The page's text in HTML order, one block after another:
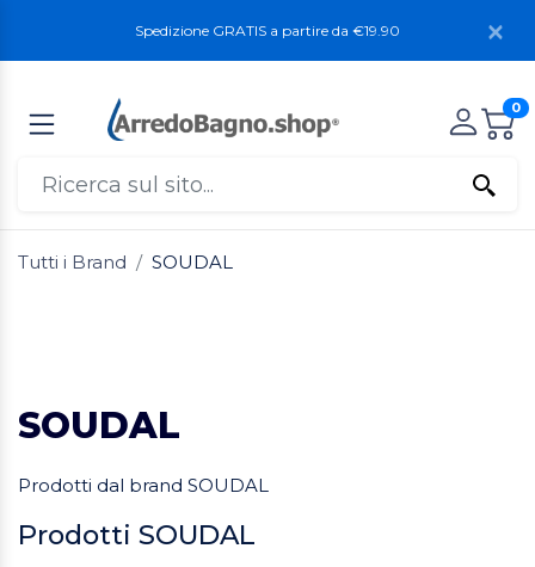
Spedizione GRATIS a partire da €19.90
0
Tutti i Brand SOUDAL
SOUDAL
Prodotti dal brand SOUDAL
Prodotti SOUDAL